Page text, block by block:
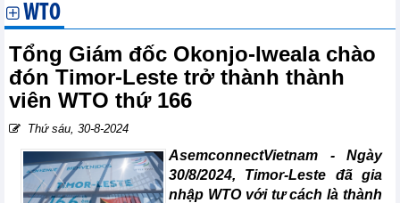
WTO
Tổng Giám đốc Okonjo-Iweala chào
đón Timor-Leste trở thành thành
viên WTO thứ 166
Thứ sáu, 30-8-2024
AsemconnectVietnam - Ngày
30/8/2024, Timor-Leste đã gia
nhập WTO với tư cách là thành